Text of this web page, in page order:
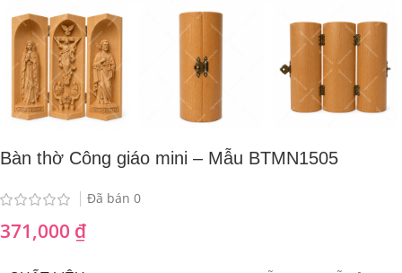
Bàn thờ Công giáo mini – Mẫu BTMN1505
Đã bán 0
371,000 ₫